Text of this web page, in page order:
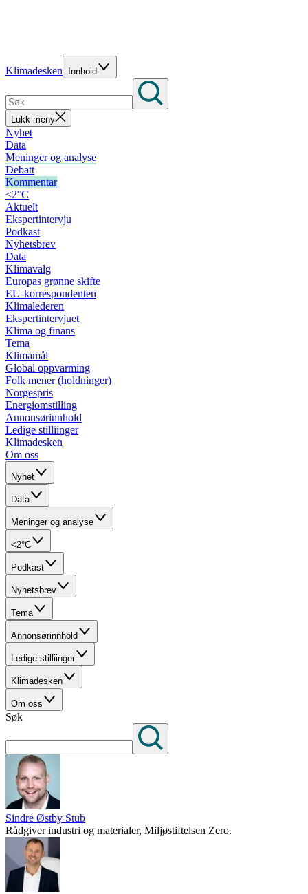
Klimadesken Innhold
Lukk meny
Nyhet
Data
Meninger og analyse
Debatt
Kommentar
<2°C
Aktuelt
Ekspertintervju
Podkast
Nyhetsbrev
Data
Klimavalg
Europas grønne skifte
EU-korrespondenten
Klimalederen
Ekspertintervjuet
Klima og finans
Tema
Klimamål
Global oppvarming
Folk mener (holdninger)
Norgespris
Energiomstilling
Annonsørinnhold
Ledige stilliinger
Klimadesken
Om oss
Nyhet
Data
Meninger og analyse
<2°C
Podkast
Nyhetsbrev
Tema
Annonsørinnhold
Ledige stilliinger
Klimadesken
Om oss
Søk
Sindre Østby Stub
Rådgiver industri og materialer, Miljøstiftelsen Zero.